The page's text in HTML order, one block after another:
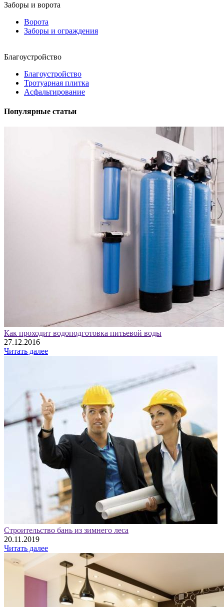
Заборы и ворота
Ворота
Заборы и ограждения
Благоустройство
Благоустройство
Тротуарная плитка
Асфальтирование
Популярные статьи
Как проходит водоподготовка питьевой воды
27.12.2016
Читать далее
Строительство бань из зимнего леса
20.11.2019
Читать далее